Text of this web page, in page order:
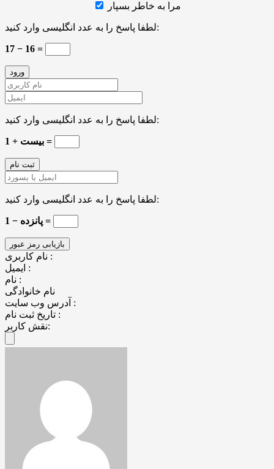
مرا به خاطر بسپار
لطفا پاسخ را به عدد انگلیسی وارد کنید:
17 − 16 =
لطفا پاسخ را به عدد انگلیسی وارد کنید:
بیست + 1 =
لطفا پاسخ را به عدد انگلیسی وارد کنید:
پانزده − 1 =
نام کاربری :
ایمیل :
نام :
نام خانوادگی
آدرس وب سایت :
تاریخ ثبت نام :
نقش کاربر: